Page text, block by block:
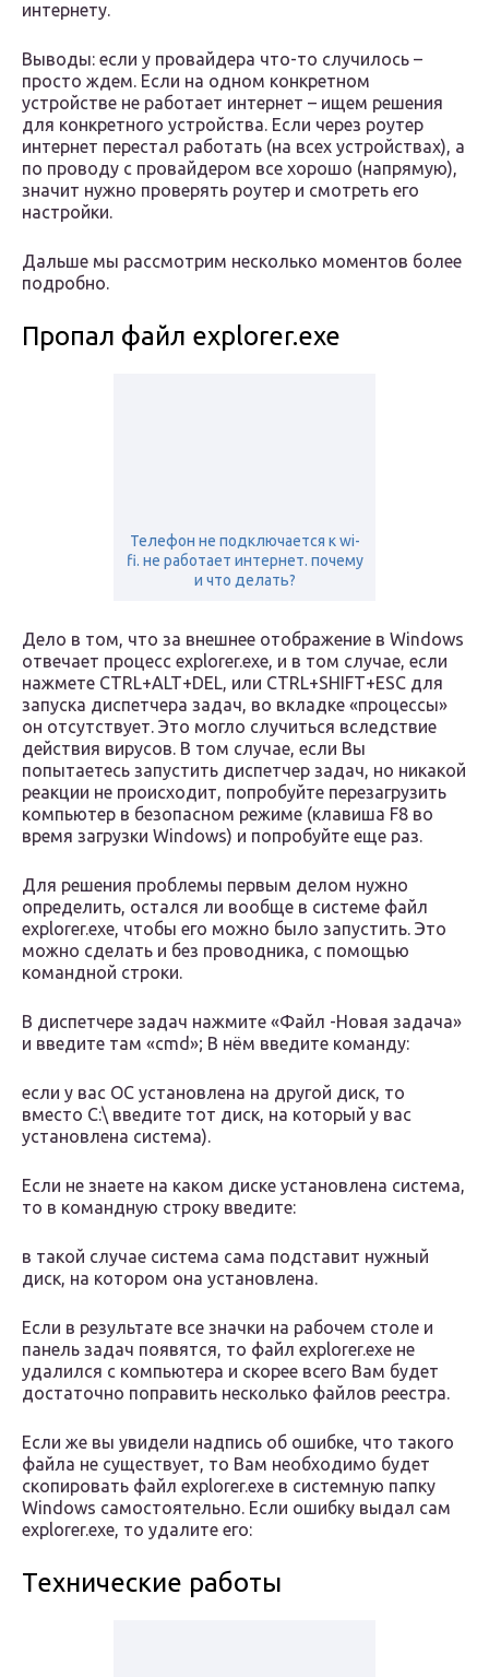
интернету.
Выводы: если у провайдера что-то случилось –
просто ждем. Если на одном конкретном
устройстве не работает интернет – ищем решения
для конкретного устройства. Если через роутер
интернет перестал работать (на всех устройствах), а
по проводу с провайдером все хорошо (напрямую),
значит нужно проверять роутер и смотреть его
настройки.
Дальше мы рассмотрим несколько моментов более
подробно.
Пропал файл explorer.exe
Телефон не подключается к wi-
fi. не работает интернет. почему
и что делать?
Дело в том, что за внешнее отображение в Windows
отвечает процесс explorer.exe, и в том случае, если
нажмете CTRL+ALT+DEL, или CTRL+SHIFT+ESC для
запуска диспетчера задач, во вкладке «процессы»
он отсутствует. Это могло случиться вследствие
действия вирусов. В том случае, если Вы
попытаетесь запустить диспетчер задач, но никакой
реакции не происходит, попробуйте перезагрузить
компьютер в безопасном режиме (клавиша F8 во
время загрузки Windows) и попробуйте еще раз.
Для решения проблемы первым делом нужно
определить, остался ли вообще в системе файл
explorer.exe, чтобы его можно было запустить. Это
можно сделать и без проводника, с помощью
командной строки.
В диспетчере задач нажмите «Файл -Новая задача»
и введите там «cmd»; В нём введите команду:
если у вас ОС установлена на другой диск, то
вместо C:\ введите тот диск, на который у вас
установлена система).
Если не знаете на каком диске установлена система,
то в командную строку введите:
в такой случае система сама подставит нужный
диск, на котором она установлена.
Если в результате все значки на рабочем столе и
панель задач появятся, то файл explorer.exe не
удалился с компьютера и скорее всего Вам будет
достаточно поправить несколько файлов реестра.
Если же вы увидели надпись об ошибке, что такого
файла не существует, то Вам необходимо будет
скопировать файл explorer.exe в системную папку
Windows самостоятельно. Если ошибку выдал сам
explorer.exe, то удалите его:
Технические работы